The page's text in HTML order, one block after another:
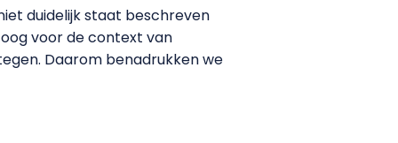
duidelijk staat beschreven
voor de context van
Daarom benadrukken we